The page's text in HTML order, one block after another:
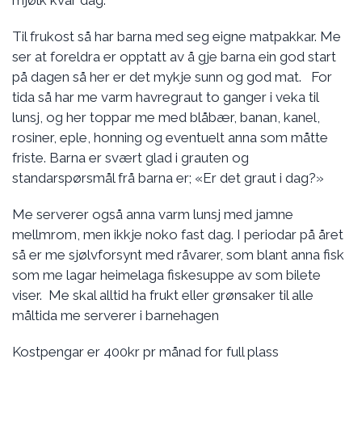
Til frukost så har barna med seg eigne matpakkar. Me
ser at foreldra er opptatt av å gje barna ein god start
på dagen så her er det mykje sunn og god mat. For
tida så har me varm havregraut to ganger i veka til
lunsj, og her toppar me med blåbær, banan, kanel,
rosiner, eple, honning og eventuelt anna som måtte
friste. Barna er svært glad i grauten og
standarspørsmål frå barna er; «Er det graut i dag?»
Me serverer også anna varm lunsj med jamne
mellmrom, men ikkje noko fast dag. I periodar på året
så er me sjølvforsynt med råvarer, som blant anna fisk
som me lagar heimelaga fiskesuppe av som bilete
viser. Me skal alltid ha frukt eller grønsaker til alle
måltida me serverer i barnehagen
Kostpengar er 400kr pr månad for full plass